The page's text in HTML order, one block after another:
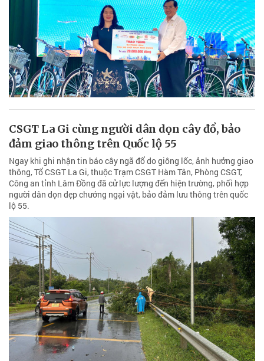
CSGT La Gi cùng người dân dọn cây đổ, bảo
đảm giao thông trên Quốc lộ 55
Ngay khi ghi nhận tin báo cây ngã đổ do giông lốc, ảnh hưởng giao
thông, Tổ CSGT La Gi, thuộc Trạm CSGT Hàm Tân, Phòng CSGT,
Công an tỉnh Lâm Đồng đã cử lực lượng đến hiện trường, phối hợp
người dân dọn dẹp chướng ngại vật, bảo đảm lưu thông trên quốc
lộ 55.